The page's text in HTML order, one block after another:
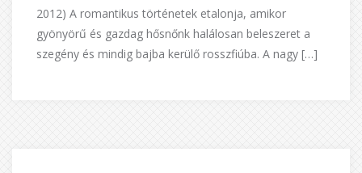
2012) A romantikus történetek etalonja, amikor
gyönyörű és gazdag hősnőnk halálosan beleszeret a
szegény és mindig bajba kerülő rosszfiúba. A nagy […]